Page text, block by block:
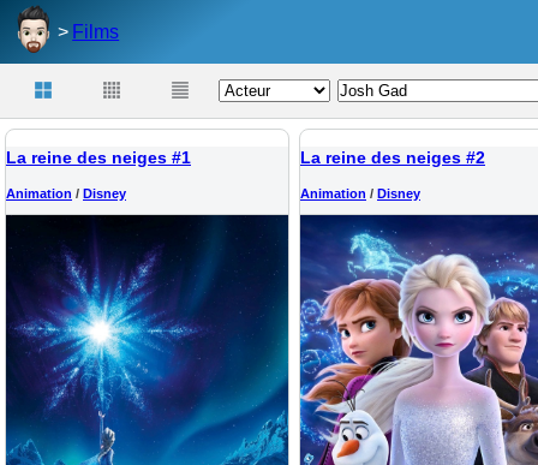
Films
La reine des neiges #1
Animation / Disney
La reine des neiges #2
Animation / Disney